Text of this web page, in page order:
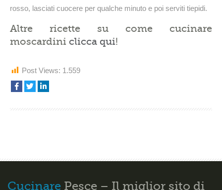
rosso, lasciati cuocere per qualche minuto e poi serviti tiepidi.
Altre ricette su come cucinare
moscardini clicca qui!
Post Views: 1.559
Cucinare Pesce – Il miglior sito di